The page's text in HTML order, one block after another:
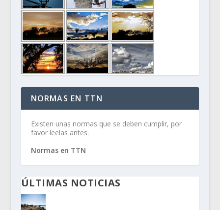
NORMAS EN TTN
Existen unas normas que se deben cumplir, por
favor leelas antes.
Normas en TTN
ÚLTIMAS NOTICIAS